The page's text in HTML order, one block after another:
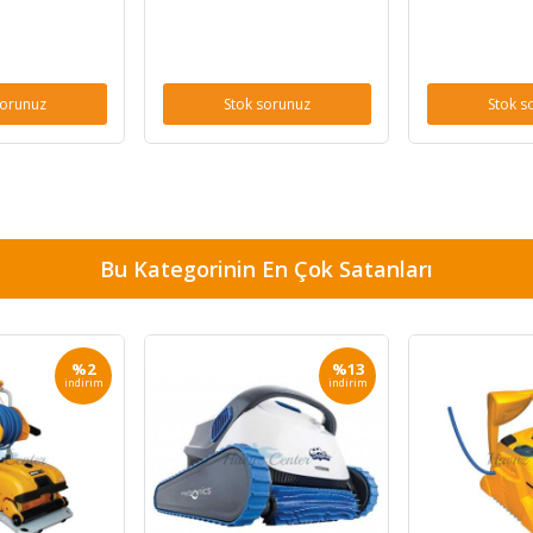
Stok sorunuz Stok
Bu Kategorinin En Çok Satanları
%2
indirim
%13
indirim